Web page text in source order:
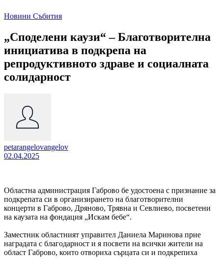
Новини Събития
„Споделени каузи“ – Благотворителна
инициатива в подкрепа на
репродуктивното здраве и социалната
солидарност
petarangelovangelov
02.04.2025
Областна администрация Габрово бе удостоена с признание за
подкрепата си в организирането на благотворителни
концерти в Габрово, Дряново, Трявна и Севлиево, посветени
на каузата на фондация „Искам бебе“.
Заместник областният управител Даниела Маринова прие
наградата с благодарност и я посвети на всички жители на
област Габрово, които отвориха сърцата си и подкрепиха